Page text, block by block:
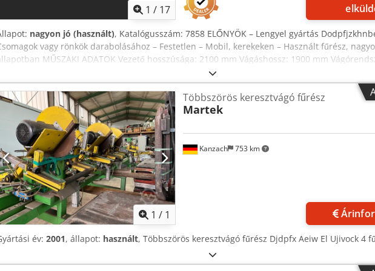
1 / 17
nagyon jó (használt), Katalógusszám: 7858 ELŐNYÖK – Lengyel gyártás
vagy rönkök darabolásához – Festetlen – Mobil, kerekeken – Használt fűrész,
MŰSZAKI ADATOK Vezető hosszúsága: 2100 mm Vágáshossz: 1900 mm
kenése Lengéscsillapító és feszítő egység a fejben Vezető mozgatása: manuális
7,5 kW Szállítási méretek (h/sz/m): 1900x900x2710 mm Teljes tömeg: 205 kg Nettó ár:
ár: 6 880 EUR, 4,2 EUR árfolyam mellett (Az árak jelentősebb árfolyam-ingadozások
1 / 1
Kanzach 753 km
Többszörös keresztvágó fűrész
Martek
év: 2001, állapot: használt, Többszörös keresztvágó fűrész Djdpfx Aeiw El Ujivock 4